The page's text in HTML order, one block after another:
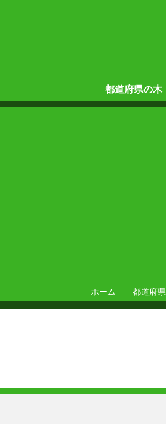
都道府県の木
ホーム 都道府県